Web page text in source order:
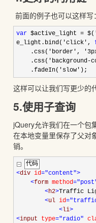
前面的例子也可以这样写：
var $active_light= $(
e_light.bind( 'click ' ,
.css( ' border ' , '
.css( ' background-
.fadeIn( ' slow ' );
这样可以让我们写更少的
5.使用子查询
jQuery允许我们在一个包
在本地变量里保存了父对
销。
代码
<divid="content">
<formmethod
<h2>Traffic
<ulid
<li>
<input type="radio"